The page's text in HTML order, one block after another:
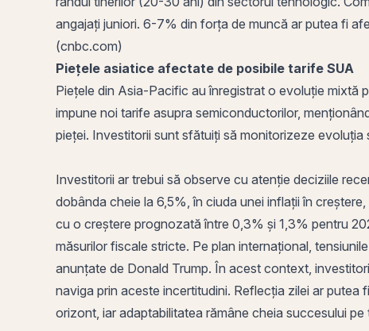
angajați juniori. 6-7% din forța de muncă ar putea fi
(cnbc.com)
Piețele asiatice afectate de posibile tarife SUA
Piețele din Asia-Pacific au înregistrat o evoluție mixtă
impune noi tarife asupra semiconductorilor,
pieței. Investitorii sunt sfătuiți să monitorizeze
Investitorii ar trebui să observe cu atenție deciziile
dobânda cheie la 6,5%, în ciuda unei inflații în
cu o creștere prognozată între 0,3% și 1,3% pentru
măsurilor fiscale stricte. Pe plan internațional,
anunțate de Donald Trump. În acest context,
naviga prin aceste incertitudini. Reflecția zilei ar putea
orizont, iar adaptabilitatea rămâne cheia succesului pe